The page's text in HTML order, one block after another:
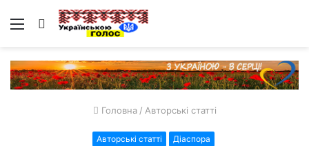
Меню Пошук
Головна / Авторські статті
Авторські статті Діаспора